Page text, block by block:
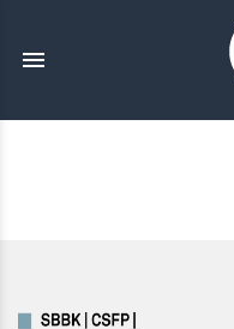
menu